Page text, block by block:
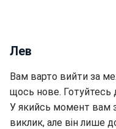
Лев
Вам варто вийти за
щось нове. Готуйтесь
У якийсь момент вам
виклик, але він лише